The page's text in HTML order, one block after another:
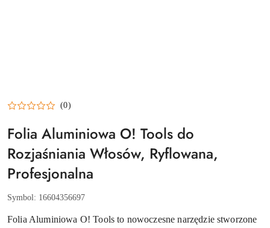
(0)
Folia Aluminiowa O! Tools do
Rozjaśniania Włosów, Ryflowana,
Profesjonalna
Symbol: 16604356697
Folia Aluminiowa O! Tools to nowoczesne narzędzie stworzone